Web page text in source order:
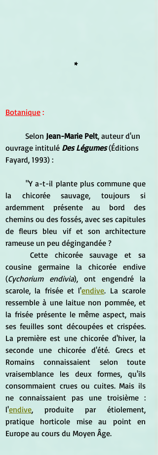
*
Botanique :
	Selon
Jean-Marie Pelt, auteur d'un
ouvrage intitulé Des Légumes (Éditions
Fayard, 1993) :
	"Y a-t-il plante plus commune que
la chicorée sauvage, toujours si
ardemment présente au bord des
chemins ou des fossés, avec ses capitules
de fleurs bleu vif et son architecture
rameuse un peu dégingandée ?
cousine germaine la chicorée endive
(Cychorium endivia), ont engendré la
scarole, la frisée et l'endive. La scarole
ressemble à une laitue non pommée, et
la frisée présente le même aspect, mais
ses feuilles sont découpées et crispées.
La première est une chicorée d'hiver, la
seconde une chicorée d'été. Grecs et
Romains connaissaient selon toute
vraisemblance les deux formes, qu'ils
consommaient crues ou cuites. Mais ils
ne connaissaient pas une troisième :
l'endive, produite par étiolement,
pratique horticole mise au point en
Europe au cours du Moyen Âge.